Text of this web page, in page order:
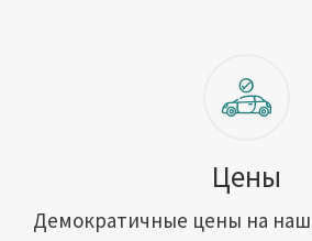
Цены
Демократичные цены на